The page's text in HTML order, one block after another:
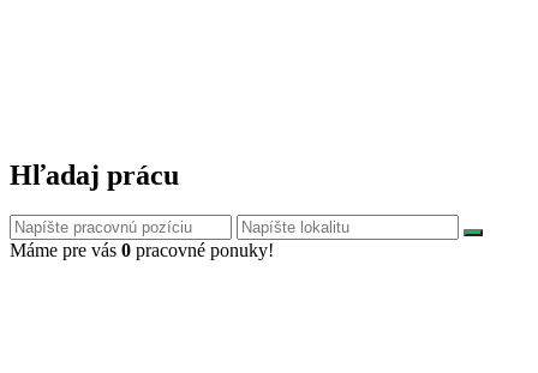
Hľadaj prácu
Máme pre vás 0 pracovné ponuky!